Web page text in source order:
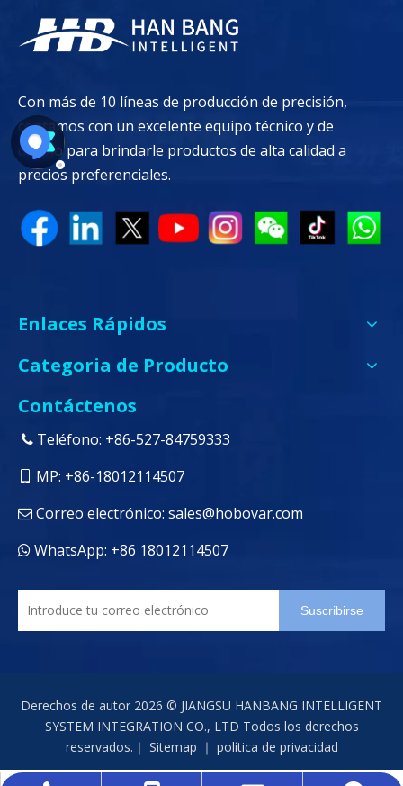
Con más de 10 líneas de producción de precisión,
contamos con un excelente equipo técnico y de
diseño para brindarle productos de alta calidad a
precios preferenciales.
Enlaces Rápidos
Categoria de Producto
Contáctenos
 Teléfono: +86-527-84759333
MP: +86-18012114507
 Correo electrónico: sales@hobovar.com
 WhatsApp: +86 18012114507
Suscribirse
Derechos de autor 2026 © JIANGSU HANBANG INTELLIGENT
SYSTEM INTEGRATION CO., LTD Todos los derechos
reservados.｜ Sitemap ｜ política de privacidad